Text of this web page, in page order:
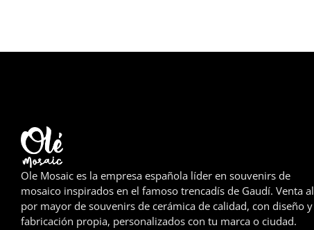
Ole Mosaic es la empresa española líder en souvenirs de
mosaico inspirados en el famoso trencadís de Gaudí. Venta al
por mayor de souvenirs de cerámica de calidad, con diseño y
fabricación propia, personalizados con tu marca o ciudad.